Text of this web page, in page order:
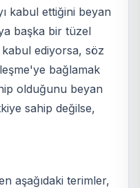
kabul ettiğini beyan
başka bir tüzel
ediyorsa, söz
bağlamak
olduğunu beyan
sahip değilse,
aşağıdaki terimler,